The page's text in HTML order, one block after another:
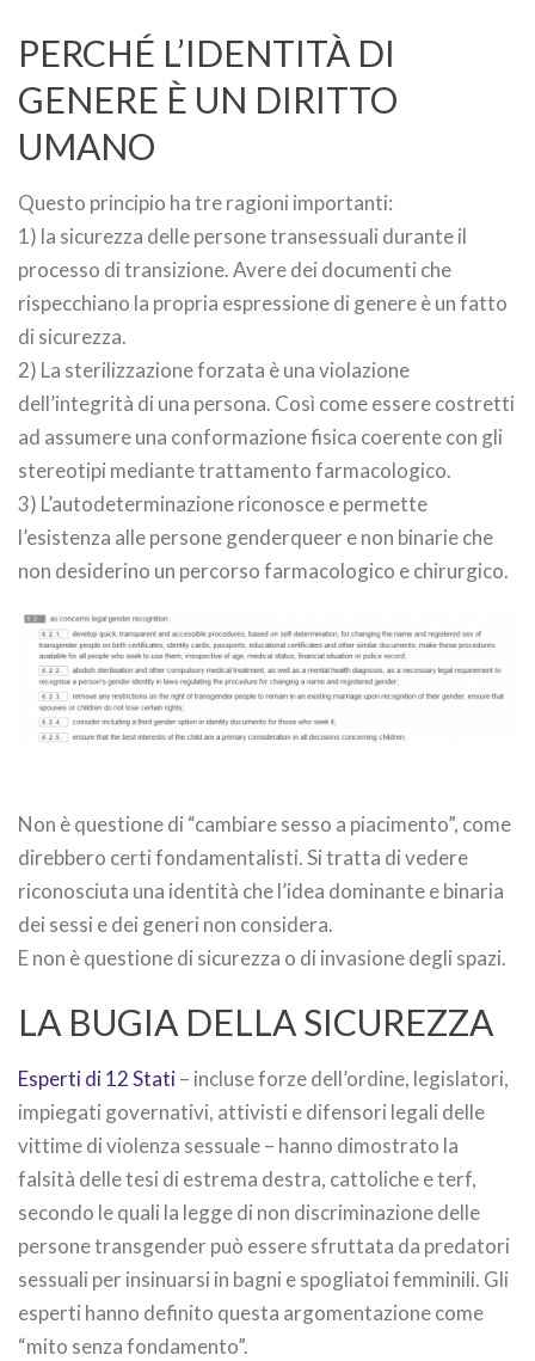
PERCHÉ L’IDENTITÀ DI
GENERE È UN DIRITTO
UMANO
Questo principio ha tre ragioni importanti:
1) la sicurezza delle persone transessuali durante il
processo di transizione. Avere dei documenti che
rispecchiano la propria espressione di genere è un fatto
di sicurezza.
2) La sterilizzazione forzata è una violazione
dell’integrità di una persona. Così come essere costretti
ad assumere una conformazione fisica coerente con gli
stereotipi mediante trattamento farmacologico.
3) L’autodeterminazione riconosce e permette
l’esistenza alle persone genderqueer e non binarie che
non desiderino un percorso farmacologico e chirurgico.
Non è questione di “cambiare sesso a piacimento”, come
direbbero certi fondamentalisti. Si tratta di vedere
riconosciuta una identità che l’idea dominante e binaria
dei sessi e dei generi non considera.
E non è questione di sicurezza o di invasione degli spazi.
LA BUGIA DELLA SICUREZZA
Esperti di 12 Stati– incluse forze dell’ordine, legislatori,
impiegati governativi, attivisti e difensori legali delle
vittime di violenza sessuale – hanno dimostrato la
falsità delle tesi di estrema destra, cattoliche e terf,
secondo le quali la legge di non discriminazione delle
persone transgender può essere sfruttata da predatori
sessuali per insinuarsi in bagni e spogliatoi femminili. Gli
esperti hanno definito questa argomentazione come
“mito senza fondamento”.